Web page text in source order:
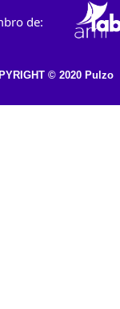
de:
© 2020 Pulzo